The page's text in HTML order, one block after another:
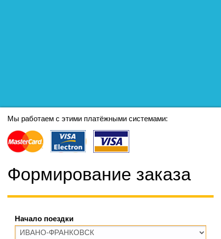
Мы работаем с этими платёжными системами:
Формирование заказа
Начало поездки